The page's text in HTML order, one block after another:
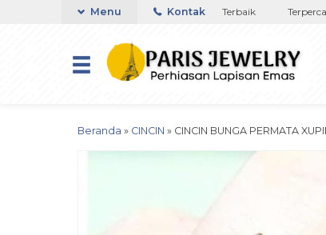
Toko Titanium Lapisan Emas Terbaik
Menu Kontak
Beranda » CINCIN » CINCIN BUNGA PERMATA